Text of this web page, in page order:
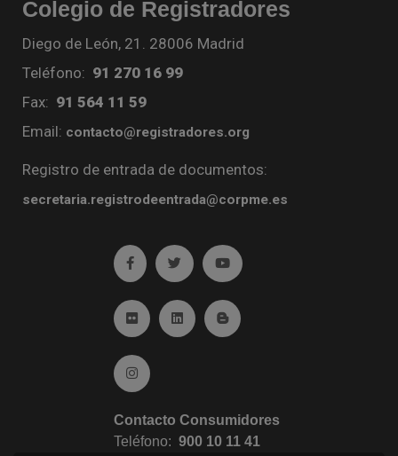
Colegio de Registradores
Diego de León, 21. 28006 Madrid
Teléfono: 91 270 16 99
Fax: 91 564 11 59
Email: contacto@registradores.org
Registro de entrada de documentos:
secretaria.registrodeentrada@corpme.es
Ir a facebook (abre en ventana nueva)
Ir a twitter (abre en ventana nueva)
Ir a YouTube (abre en
Ir a Flickr (abre en ventana nueva)
Ir a Linkedin (abre en ventana nueva)
Ir al Blog (abre en ventana
Ir a Instagram (abre en ventana nueva)
Contacto Consumidores
Teléfono: 900 10 11 41